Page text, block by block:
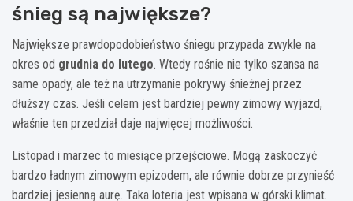
śnieg są największe?
Największe prawdopodobieństwo śniegu przypada zwykle na
okres od grudnia do lutego. Wtedy rośnie nie tylko szansa na
same opady, ale też na utrzymanie pokrywy śnieżnej przez
dłuższy czas. Jeśli celem jest bardziej pewny zimowy wyjazd,
właśnie ten przedział daje najwięcej możliwości.
Listopad i marzec to miesiące przejściowe. Mogą zaskoczyć
bardzo ładnym zimowym epizodem, ale równie dobrze przynieść
bardziej jesienną aurę. Taka loteria jest wpisana w górski klimat.